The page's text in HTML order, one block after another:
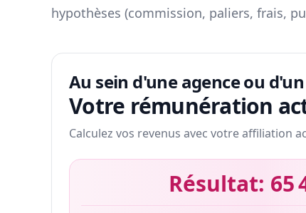
hypothèses (commission, paliers, frais,
Au sein d'une agence ou
Votre rémunération
Calculez vos revenus avec votre affiliation
Résultat: 65